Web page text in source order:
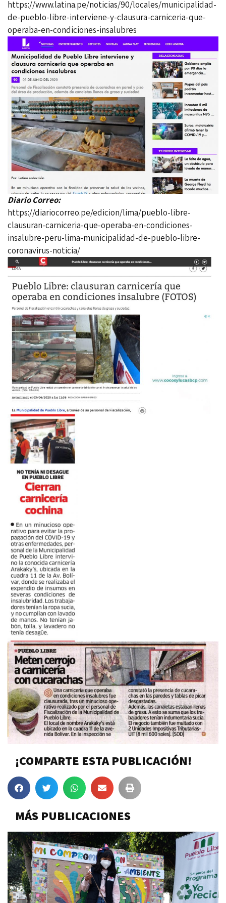
https://www.latina.pe/noticias/90/locales/municipalidad-
de-pueblo-libre-interviene-y-clausura-carniceria-que-
operaba-en-condiciones-insalubres
Diario Correo:
https://diariocorreo.pe/edicion/lima/pueblo-libre-
clausuran-carniceria-que-operaba-en-condiciones-
insalubre-peru-lima-municipalidad-de-pueblo-libre-
coronavirus-noticia/
¡COMPARTE ESTA PUBLICACIÓN!
MÁS PUBLICACIONES